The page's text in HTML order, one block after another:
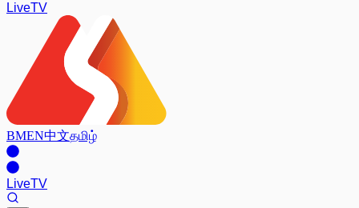
LiveTV
BMEN中文தமிழ்
LiveTV